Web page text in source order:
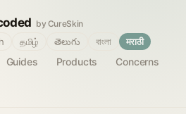
by CureSkin
Guides Products
Concerns
தமிழ் తెలుగు বাংলা मराठी